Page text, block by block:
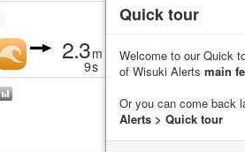
2.3m
9s
Quick tour
Welcome to our Quick
of Wisuki Alerts main
Or you can come back
Alerts > Quick tour